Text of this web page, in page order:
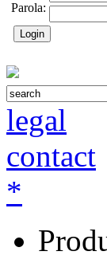
Parola:
legal
contact
*